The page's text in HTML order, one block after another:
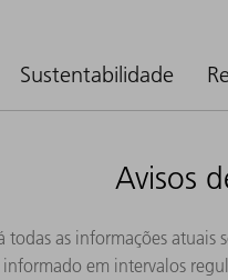
Sustentabilidade
Avisos
as informações atuais
informado em intervalos